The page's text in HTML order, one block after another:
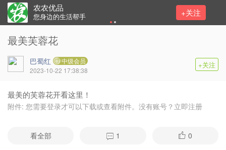
最美芙蓉花
巴蜀红
中级会员
2023-10-22 17:38:38
+关注
最美的芙蓉花开看这里！
附件: 您需要登录才可以下载或查看附件。没有账号？ 立即注册
看全部 1 0
农农优品
您身边的生活帮手 +关注